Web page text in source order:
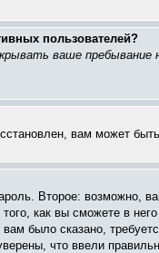
пользователей?
ваше пребывание
вам может
Второе: возможно,
как вы сможете в
было сказано,
что ввели